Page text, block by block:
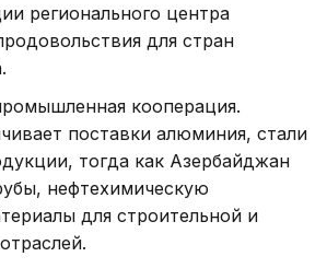
регионального центра
для стран
кооперация.
поставки алюминия, стали
тогда как Азербайджан
нефтехимическую
для строительной и